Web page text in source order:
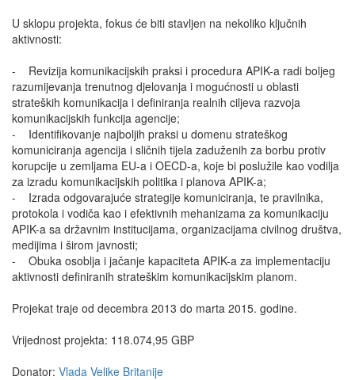
U sklopu projekta, fokus će biti stavljen na nekoliko ključnih
aktivnosti:
- Revizija komunikacijskih praksi i procedura APIK-a radi boljeg
razumijevanja trenutnog djelovanja i mogućnosti u oblasti
strateških komunikacija i definiranja realnih ciljeva razvoja
komunikacijskih funkcija agencije;
- Identifikovanje najboljih praksi u domenu strateškog
komuniciranja agencija i sličnih tijela zaduženih za borbu protiv
korupcije u zemljama EU-a i OECD-a, koje bi poslužile kao vodilja
za izradu komunikacijskih politika i planova APIK-a;
- Izrada odgovarajuće strategije komuniciranja, te pravilnika,
protokola i vodiča kao i efektivnih mehanizama za komunikaciju
APIK-a sa državnim institucijama, organizacijama civilnog društva,
medijima i širom javnosti;
- Obuka osoblja i jačanje kapaciteta APIK-a za implementaciju
aktivnosti definiranih strateškim komunikacijskim planom.
Projekat traje od decembra 2013 do marta 2015. godine.
Vrijednost projekta: 118.074,95 GBP
Donator: Vlada Velike Britanije